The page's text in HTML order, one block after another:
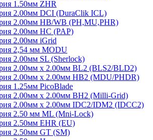
1.50мм ZHR
2.00мм DCI (DuraClik ICL)
2.00мм HB/WB (PH,MU,PHR)
2.00мм HC (PAP)
2.00мм iGrid
2,54 мм MODU
2.00мм SL (Sherlock)
2.00мм x 2.00мм BL2 (BLS2/BLD2)
2.00мм x 2.00мм HB2 (MDU/PHDR)
1.25мм PicoBlade
2.00мм х 2.00мм BH2 (Milli-Grid)
2.00мм х 2.00мм IDC2/IDM2 (IDCC2)
2.50 мм ML (Mni-Lock)
2.50мм EHR (EU)
2.50мм GT (SM)